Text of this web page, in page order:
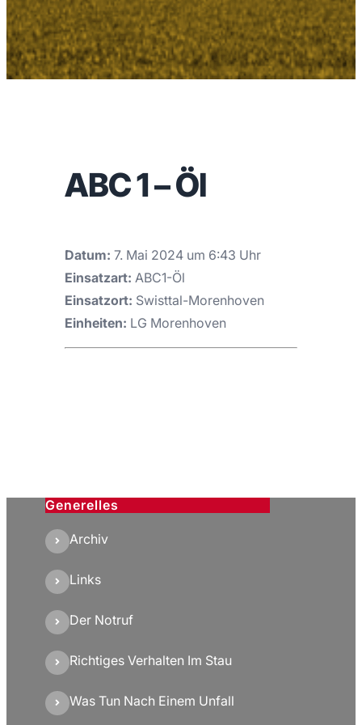
ABC 1 – Öl
Datum: 7. Mai 2024 um 6:43 Uhr
Einsatzart: ABC1-Öl
Einsatzort: Swisttal-Morenhoven
Einheiten: LG Morenhoven
Generelles
Archiv
Links
Der Notruf
Richtiges Verhalten Im Stau
Was Tun Nach Einem Unfall